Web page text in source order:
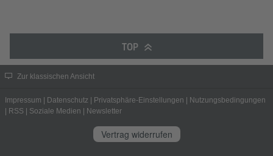
TOP
Zur klassischen Ansicht
Impressum | Datenschutz | Privatsphäre-Einstellungen | Nutzungsbedingungen
| RSS | Soziale Medien | Newsletter
Vertrag widerrufen